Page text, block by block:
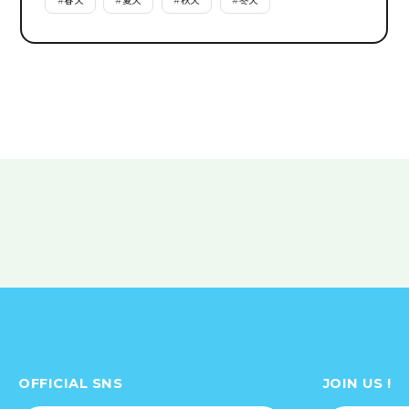
OFFICIAL SNS JOIN US !